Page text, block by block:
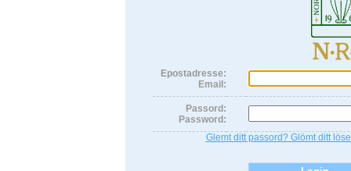
Epostadresse:
Email:
Passord:
Password:
Glemt ditt passord? Glömt ditt